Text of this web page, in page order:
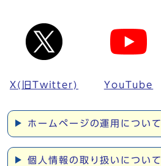
X(旧Twitter) YouTube
ホームページの運用について
個人情報の取り扱いについて